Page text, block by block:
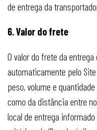
de entrega da
6. Valor do frete
O valor do frete da
automaticamente pelo
peso, volume e
como da distância entre
local de entrega